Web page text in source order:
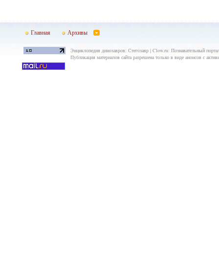
Главная Архивы
Энциклопедия динозавров: Стегозавр | Clow.ru: Познавательный
Публикация материалов сайта разрешена только в виде анонсов с